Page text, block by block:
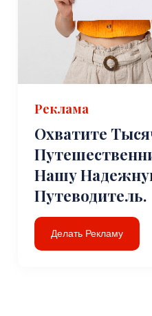
Реклама
Охватите
Нашу
Путеводитель.
Делать Рекламу